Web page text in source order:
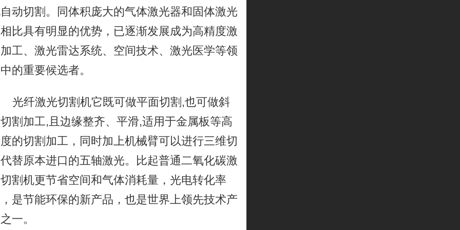
动切割。同体积庞大的气体激光器和固体激光
比具有明显的优势，已逐渐发展成为高精度激
工、激光雷达系统、空间技术、激光医学等领
的重要候选者。
光纤激光切割机它既可做平面切割,也可做斜
割加工,且边缘整齐、平滑,适用于金属板等高
的切割加工，同时加上机械臂可以进行三维切
替原本进口的五轴激光。比起普通二氧化碳激
割机更节省空间和气体消耗量，光电转化率
是节能环保的新产品，也是世界上领先技术产
一。